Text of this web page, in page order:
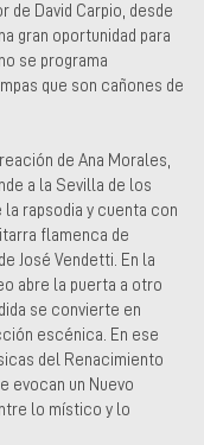
de David Carpio, desde
gran oportunidad para
se programa
que son cañones de
de Ana Morales,
a la Sevilla de los
la rapsodia y cuenta con
flamenca de
José Vendetti. En la
abre la puerta a otro
se convierte en
escénica. En ese
del Renacimiento
evocan un Nuevo
lo místico y lo